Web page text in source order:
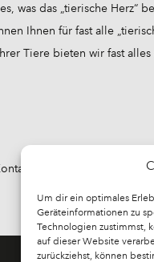
Um dir ein optimales
Geräteinformationen zu
Technologien zustimmst,
auf dieser Website
zurückziehst, können
was das „tierische Herz“
Ihnen für fast alle
Tiere bieten wir fast alles